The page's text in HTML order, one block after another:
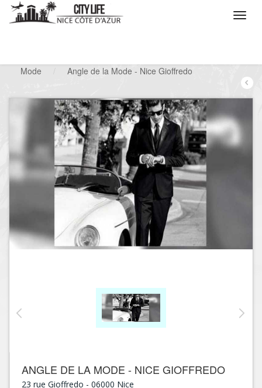
Mode
Angle de la Mode - Nice Gioffredo
ANGLE DE LA MODE - NICE GIOFFREDO
23 rue Gioffredo - 06000 Nice